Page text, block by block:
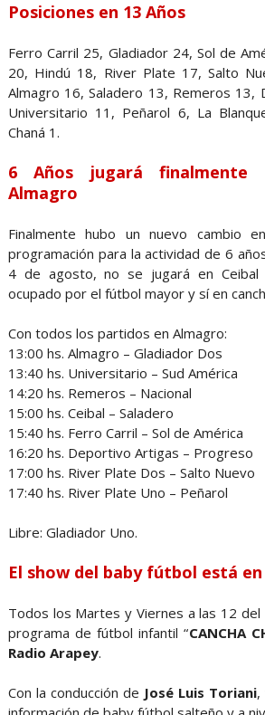
Posiciones en 13 Años
Ferro Carril 25, Gladiador 24, Sol de
20, Hindú 18, River Plate 17, Salto
Almagro 16, Saladero 13, Remeros 13,
Universitario 11, Peñarol 6, La
Chaná 1.
6 Años jugará finalmente
Almagro
Finalmente hubo un nuevo cambio
programación para la actividad de 6
4 de agosto, no se jugará en
ocupado por el fútbol mayor y sí en
Con todos los partidos en Almagro:
13:00 hs. Almagro – Gladiador Dos
13:40 hs. Universitario – Sud América
14:20 hs. Remeros – Nacional
15:00 hs. Ceibal – Saladero
15:40 hs. Ferro Carril – Sol de América
16:20 hs. Deportivo Artigas – Progreso
17:00 hs. River Plate Dos – Salto Nuevo
17:40 hs. River Plate Uno – Peñarol
Libre: Gladiador Uno.
El show del baby fútbol está
Todos los Martes y Viernes a las 12
programa de fútbol infantil “CANCHA
Radio Arapey.
Con la conducción de José Luis Toriani,